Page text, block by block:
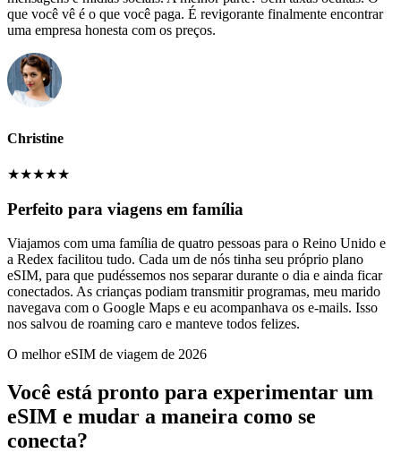
que você vê é o que você paga. É revigorante finalmente encontrar
uma empresa honesta com os preços.
Christine
★★★★★
Perfeito para viagens em família
Viajamos com uma família de quatro pessoas para o Reino Unido e
a Redex facilitou tudo. Cada um de nós tinha seu próprio plano
eSIM, para que pudéssemos nos separar durante o dia e ainda ficar
conectados. As crianças podiam transmitir programas, meu marido
navegava com o Google Maps e eu acompanhava os e-mails. Isso
nos salvou de roaming caro e manteve todos felizes.
O melhor eSIM de viagem de 2026
Você está pronto para experimentar um
eSIM e mudar a maneira como se
conecta?